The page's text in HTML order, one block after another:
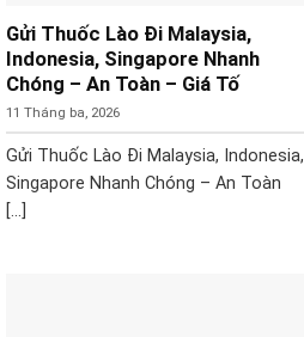
Gửi Thuốc Lào Đi Malaysia,
Indonesia, Singapore Nhanh
Chóng – An Toàn – Giá Tố
11 Tháng ba, 2026
Gửi Thuốc Lào Đi Malaysia, Indonesia,
Singapore Nhanh Chóng – An Toàn
[...]